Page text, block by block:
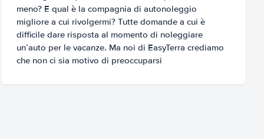
meno? E qual è la compagnia di autonoleggio
migliore a cui rivolgermi? Tutte domande a cui è
difficile dare risposta al momento di noleggiare
un’auto per le vacanze. Ma noi di EasyTerra crediamo
che non ci sia motivo di preoccuparsi